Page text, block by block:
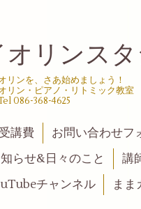
リンス
リンを、さあ始めましょう！
リン・ピアノ・リトミック教室
086-368-4625
講費 お問い合わせフ
らせ&日々のこと 講
チャンネル ま